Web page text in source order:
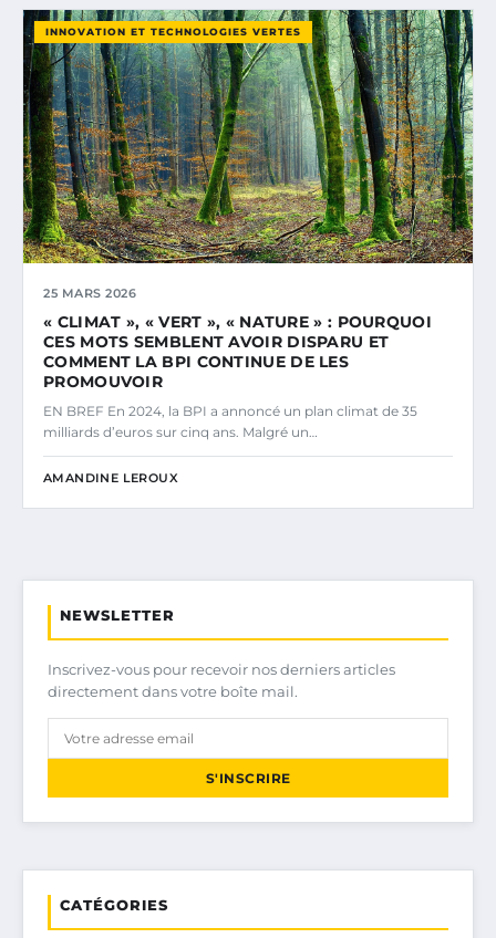
INNOVATION ET TECHNOLOGIES VERTES
25 MARS 2026
« CLIMAT », « VERT », « NATURE » : POURQUOI
CES MOTS SEMBLENT AVOIR DISPARU ET
COMMENT LA BPI CONTINUE DE LES
PROMOUVOIR
EN BREF En 2024, la BPI a annoncé un plan climat de 35
milliards d’euros sur cinq ans. Malgré un…
AMANDINE LEROUX
NEWSLETTER
Inscrivez-vous pour recevoir nos derniers articles
directement dans votre boîte mail.
S'INSCRIRE
CATÉGORIES